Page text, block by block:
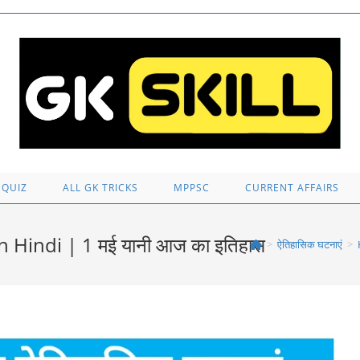
ALL GK TRICKS MPPSC CURRENT AFFAIRS
| 1 मई यानी आज का इतिहास> ऐतिहासिक घटनाएं >